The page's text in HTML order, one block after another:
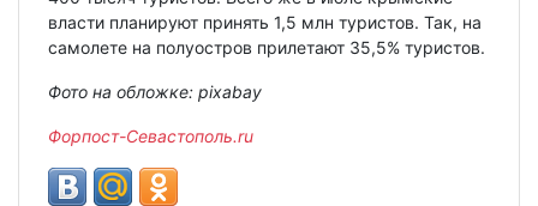
власти планируют принять 1,5 млн туристов. Так, на
самолете на полуостров прилетают 35,5% туристов.
Фото на обложке: pixabay
Форпост-Севастополь.ru